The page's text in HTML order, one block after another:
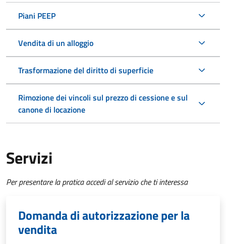
Piani PEEP
Vendita di un alloggio
Trasformazione del diritto di superficie
Rimozione dei vincoli sul prezzo di cessione e sul
canone di locazione
Servizi
Per presentare la pratica accedi al servizio che ti interessa
Domanda di autorizzazione per la
vendita